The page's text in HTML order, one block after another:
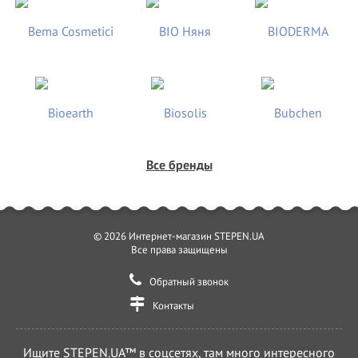
Ни для кого, не секрет, что набирает популярности тенденции
последних лет, ведение блогов и аккаунтов в социальных сетях Тик
профессиональных кольцевых ламп приходится именно на
съемки видеороликов.
Колористов;
Косметологов (макияжа);
Фото и видеосъемки блогеров (в т.ч. Подростков);
Съемки видео для TikTok, Instagram, Likee;
Дополнительный свет фотографам.
технического характера или Вам сложно определится, какую
модель кольцевой светодиодной лампы со штативом LUMO™
Все бренды
© 2026 Интернет-магазин STEPEN.UA
Все права защищены
Обратный звонок
Контакты
Ищите STEPEN.UA™ в соцсетях, там много интересного